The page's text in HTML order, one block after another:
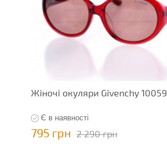
Жіночі окуляри Givenchy 10059
Є в наявності
795 грн 2 290 грн